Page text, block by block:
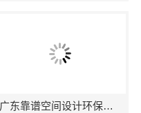
广东靠谱空间设计环保材料广东鼎饰空间装饰工程有限公司